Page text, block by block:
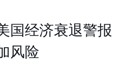
国经济衰退警报
风险